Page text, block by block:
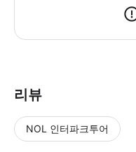
리뷰
NOL 인터파크투어